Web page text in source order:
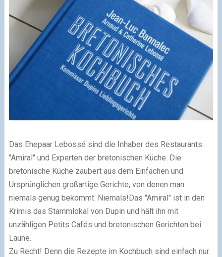
Das Ehepaar Lebossé sind die Inhaber des Restaurants
"Amiral" und Experten der bretonischen Küche. Die
bretonische Küche zaubert aus dem Einfachen und
Ursprünglichen großartige Gerichte, von denen man
niemals genug bekommt. Niemals!Das "Amiral" ist in den
Krimis das Stammlokal von Dupin und hält ihn mit
unzähligen Petits Cafés und bretonischen Gerichten bei
Laune.
Zu Recht! Denn die Rezepte im Kochbuch sind einfach nur